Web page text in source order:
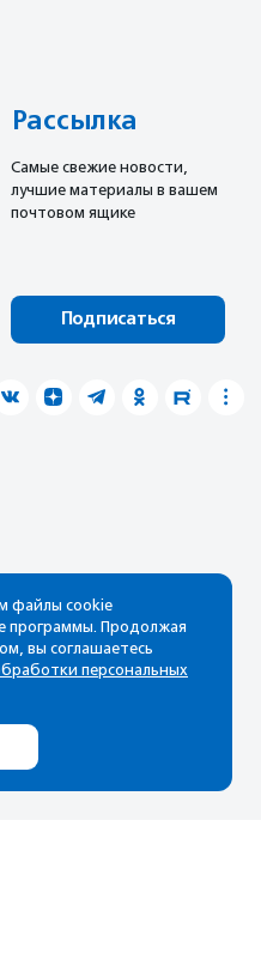
Рассылка
Cамые свежие новости,
лучшие материалы в вашем
почтовом ящике
Подписаться
файлы cookie
программы. Продолжая
вы соглашаетесь
персональных